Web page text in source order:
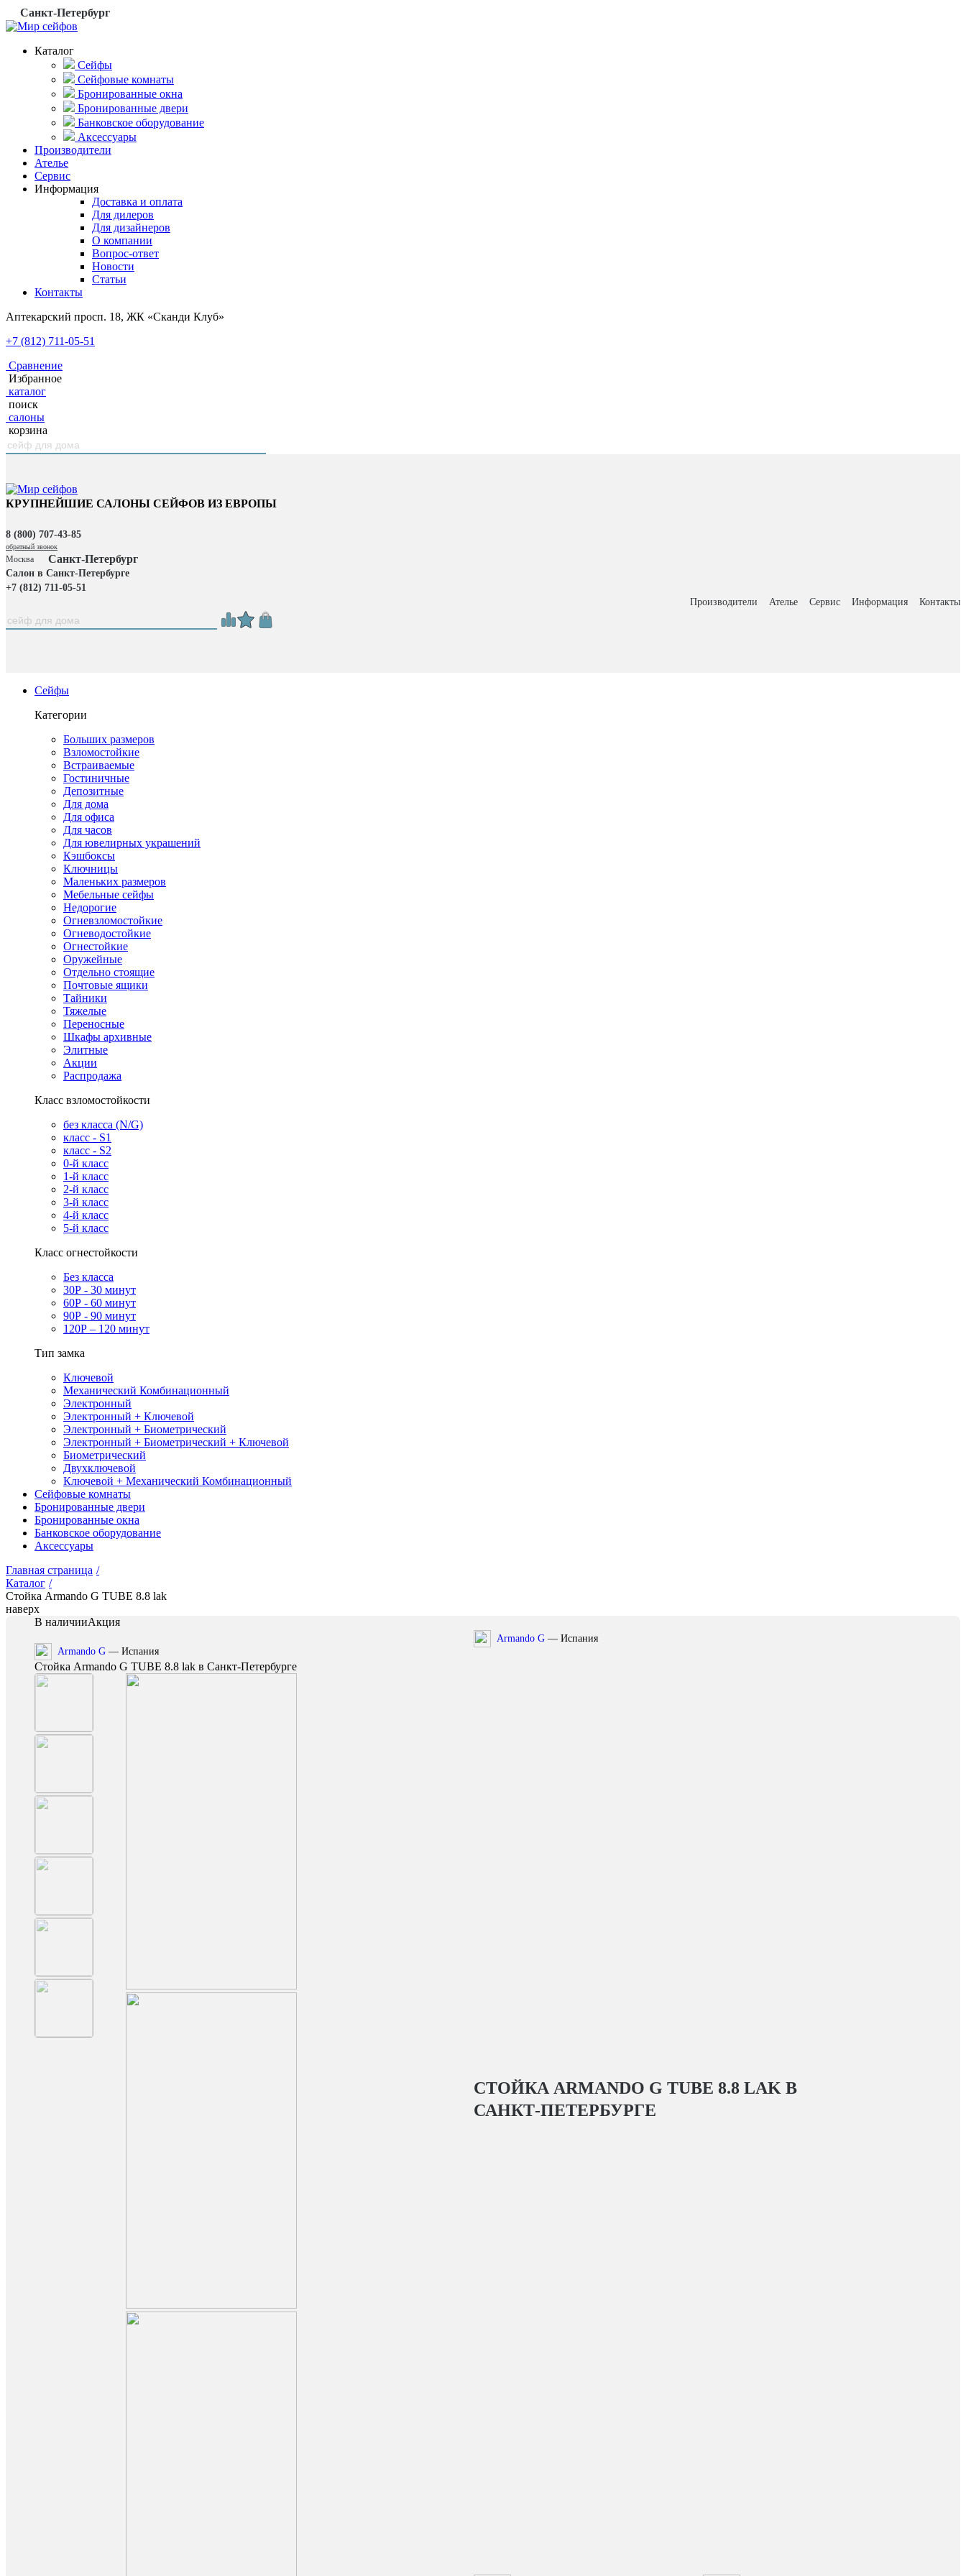
Санкт-Петербург
Каталог
Сейфы
Сейфовые комнаты
Бронированные окна
Бронированные двери
Банковское оборудование
Аксессуары
Производители
Ателье
Сервис
Информация
Доставка и оплата
Для дилеров
Для дизайнеров
О компании
Вопрос-ответ
Новости
Статьи
Контакты
Аптекарский просп. 18, ЖК «Сканди Клуб»
+7 (812) 711-05-51
Сравнение
Избранное
каталог
поиск
салоны
корзина
КРУПНЕЙШИЕ САЛОНЫ СЕЙФОВ ИЗ ЕВРОПЫ
8 (800) 707-43-85
обратный звонок
Москва Санкт-Петербург
Салон в Санкт-Петербурге
+7 (812) 711-05-51
Производители
Ателье Сервис Информация Контакты
Сейфы
Категории
Больших размеров
Взломостойкие
Встраиваемые
Гостиничные
Депозитные
Для дома
Для офиса
Для часов
Для ювелирных украшений
Кэшбоксы
Ключницы
Маленьких размеров
Мебельные сейфы
Недорогие
Огневзломостойкие
Огневодостойкие
Огнестойкие
Оружейные
Отдельно стоящие
Почтовые ящики
Тайники
Тяжелые
Переносные
Шкафы архивные
Элитные
Акции
Распродажа
Класс взломостойкости
без класса (N/G)
класс - S1
класс - S2
0-й класс
1-й класс
2-й класс
3-й класс
4-й класс
5-й класс
Класс огнестойкости
Без класса
30Р - 30 минут
60Р - 60 минут
90Р - 90 минут
120Р – 120 минут
Тип замка
Ключевой
Механический Комбинационный
Электронный
Электронный + Ключевой
Электронный + Биометрический
Электронный + Биометрический + Ключевой
Биометрический
Двухключевой
Ключевой + Механический Комбинационный
Сейфовые комнаты
Бронированные двери
Бронированные окна
Банковское оборудование
Аксессуары
Главная страница /
Каталог /
Стойка Armando G TUBE 8.8 lak
наверх
В наличииАкция
Armando G — Испания
Стойка Armando G TUBE 8.8 lak в Санкт-Петербурге
Armando G — Испания
СТОЙКА ARMANDO G TUBE 8.8 LAK В
САНКТ-ПЕТЕРБУРГЕ